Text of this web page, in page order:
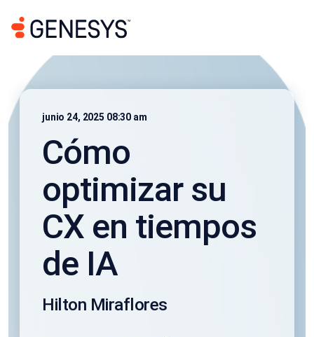
junio 24, 2025 08:30 am
Cómo
optimizar su
CX en tiempos
de IA
Hilton Miraflores